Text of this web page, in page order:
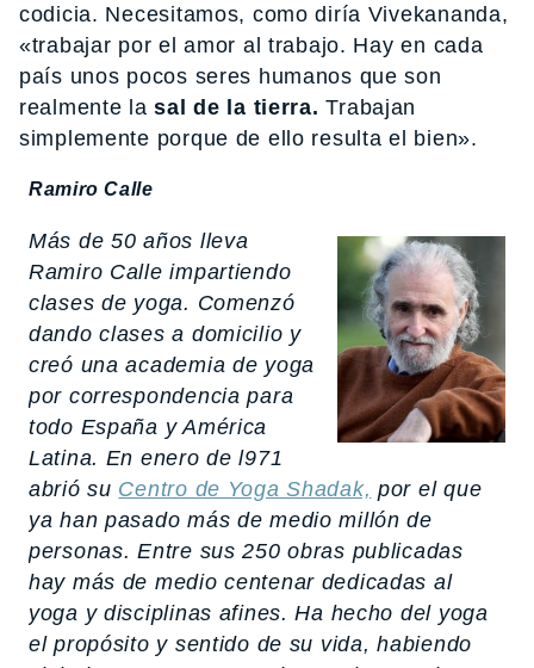
codicia. Necesitamos, como diría Vivekananda,
«trabajar por el amor al trabajo. Hay en cada
país unos pocos seres humanos que son
realmente lasal de la tierra. Trabajan
simplemente porque de ello resulta el bien».
Ramiro Calle
Más de 50 años lleva
Ramiro Calle impartiendo
clases de yoga. Comenzó
dando clases a domicilio y
creó una academia de yoga
por correspondencia para
todo España y América
Latina. En enero de l971
abrió su Centro de Yoga Shadak, por el que
ya han pasado más de medio millón de
personas. Entre sus 250 obras publicadas
hay más de medio centenar dedicadas al
yoga y disciplinas afines. Ha hecho del yoga
el propósito y sentido de su vida, habiendo